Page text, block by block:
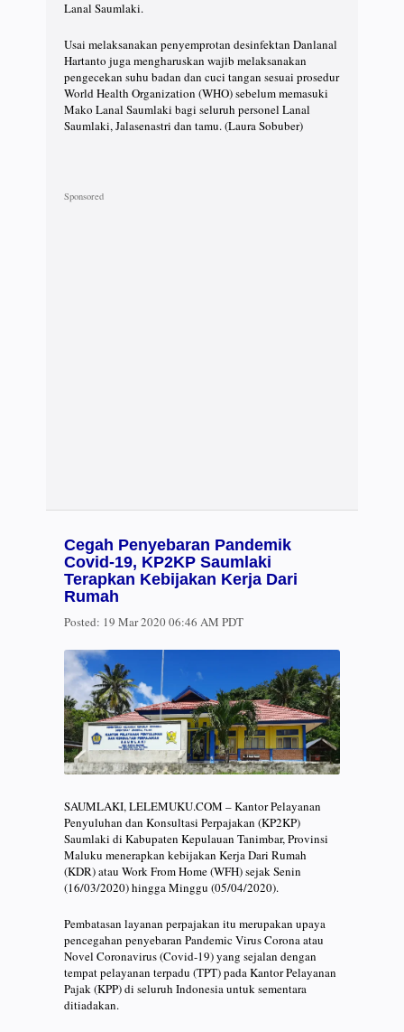
Lanal Saumlaki.
Usai melaksanakan penyemprotan desinfektan Danlanal
Hartanto juga mengharuskan wajib melaksanakan
pengecekan suhu badan dan cuci tangan sesuai prosedur
World Health Organization (WHO) sebelum memasuki
Mako Lanal Saumlaki bagi seluruh personel Lanal
Saumlaki, Jalasenastri dan tamu. (Laura Sobuber)
Cegah Penyebaran Pandemik
Covid-19, KP2KP Saumlaki
Terapkan Kebijakan Kerja Dari
Rumah
Posted: 19 Mar 2020 06:46 AM PDT
SAUMLAKI, LELEMUKU.COM – Kantor Pelayanan
Penyuluhan dan Konsultasi Perpajakan (KP2KP)
Saumlaki di Kabupaten Kepulauan Tanimbar, Provinsi
Maluku menerapkan kebijakan Kerja Dari Rumah
(KDR) atau Work From Home (WFH) sejak Senin
(16/03/2020) hingga Minggu (05/04/2020).
Pembatasan layanan perpajakan itu merupakan upaya
pencegahan penyebaran Pandemic Virus Corona atau
Novel Coronavirus (Covid-19) yang sejalan dengan
tempat pelayanan terpadu (TPT) pada Kantor Pelayanan
Pajak (KPP) di seluruh Indonesia untuk sementara
ditiadakan.